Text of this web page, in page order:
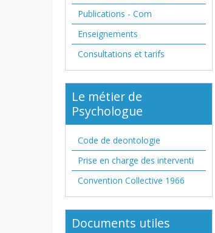
Publications - Com
Enseignements
Consultations et tarifs
Le métier de
Psychologue
Code de deontologie
Prise en charge des interventi
Convention Collective 1966
Documents utiles